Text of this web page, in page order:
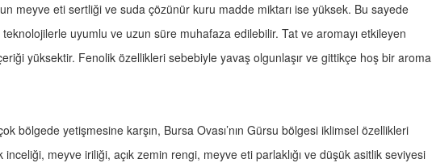
meyve eti sertliği ve suda çözünür kuru madde miktarı ise yüksek. Bu sayede
uyumlu ve uzun süre muhafaza edilebilir. Tat ve aromayı etkileyen
yüksektir. Fenolik özellikleri sebebiyle yavaş olgunlaşır ve gittikçe hoş bir aroma
bölgede yetişmesine karşın, Bursa Ovası’nın Gürsu bölgesi iklimsel özellikleri
meyve iriliği, açık zemin rengi, meyve eti parlaklığı ve düşük asitlik seviyesi